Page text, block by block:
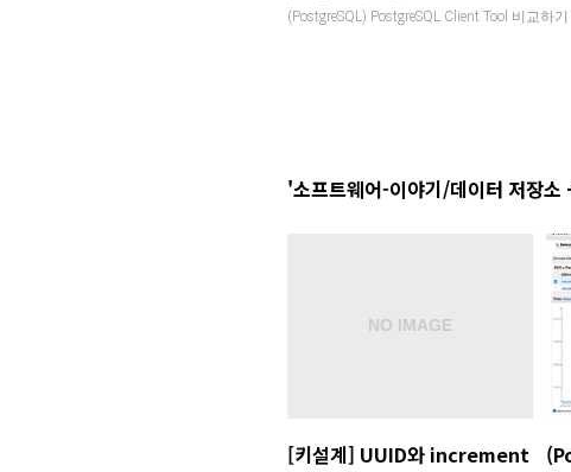
(PostgreSQL) PostgreSQL Client Tool 비교하기
'소프트웨어-이야기/데이터 저장소
[키설계] UUID와 increment